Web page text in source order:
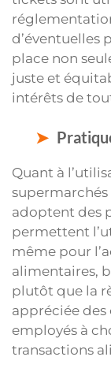
d’éventuelles
place non
juste et
intérêts de
Quant à
adoptent des
permettent
même pour
alimentaires,
plutôt que la
appréciée des
employés à
transactions